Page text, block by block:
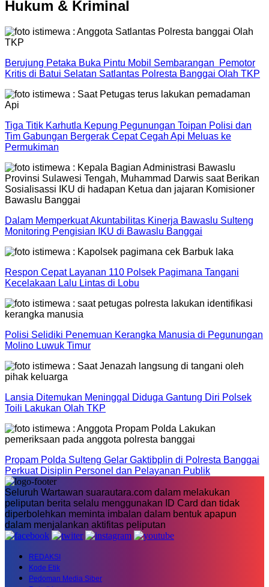
Hukum & Kriminal
Berujung Petaka Buka Pintu Mobil Sembarangan Pemotor
Kritis di Batui Selatan Satlantas Polresta Banggai Olah TKP
Tiga Titik Karhutla Kepung Pegunungan Toipan Polisi dan
Tim Gabungan Bergerak Cepat Cegah Api Meluas ke
Permukiman
Dalam Memperkuat Akuntabilitas Kinerja Bawaslu Sulteng
Monitoring Pengisian IKU di Bawaslu Banggai
Respon Cepat Layanan 110 Polsek Pagimana Tangani
Kecelakaan Lalu Lintas di Lobu
Polisi Selidiki Penemuan Kerangka Manusia di Pegunungan
Molino Luwuk Timur
Lansia Ditemukan Meninggal Diduga Gantung Diri Polsek
Toili Lakukan Olah TKP
Propam Polda Sulteng Gelar Gaktibplin di Polresta Banggai
Perkuat Disiplin Personel dan Pelayanan Publik
Seluruh Wartawan suarautara.com dalam melakukan
peliputan berita selalu menggunakan ID Card dan tidak
diperbolehkan meminta imbalan dalam bentuk apapun
dalam menjalankan aktifitas peliputan
REDAKSI
Kode Etik
Pedoman Media Siber